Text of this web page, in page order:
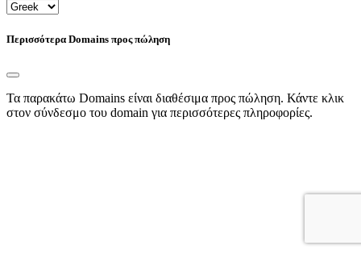
Περισσότερα Domains προς πώληση
Τα παρακάτω Domains είναι διαθέσιμα προς πώληση. Κάντε κλικ
στον σύνδεσμο του domain για περισσότερες πληροφορίες.